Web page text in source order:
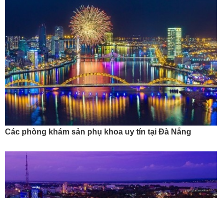
Các phòng khám sản phụ khoa uy tín tại Đà Nẵng